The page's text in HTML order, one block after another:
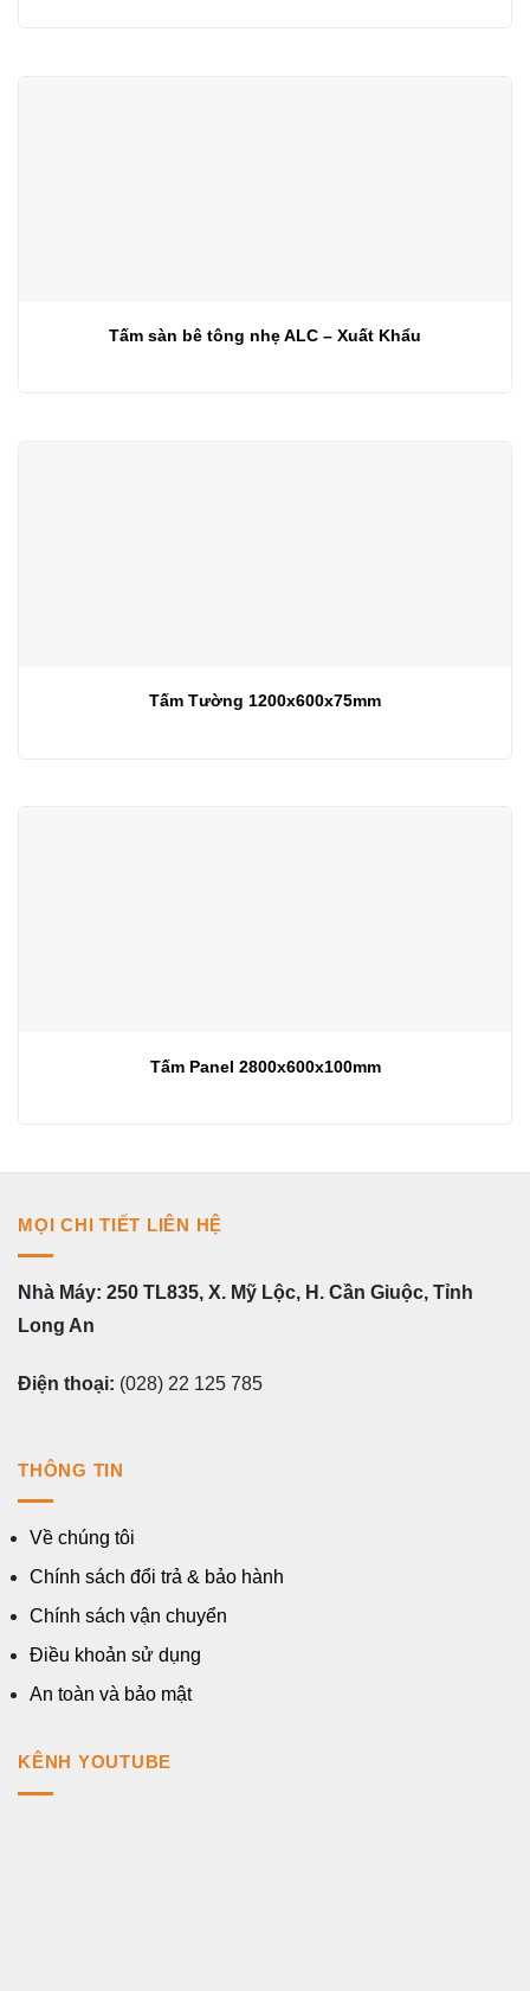
Tấm sàn bê tông nhẹ ALC – Xuất Khẩu
Tấm Tường 1200x600x75mm
Tấm Panel 2800x600x100mm
MỌI CHI TIẾT LIÊN HỆ
Nhà Máy: 250 TL835, X. Mỹ Lộc, H. Cần Giuộc, Tỉnh
Long An
Điện thoại: (028) 22 125 785
THÔNG TIN
Về chúng tôi
Chính sách đổi trả & bảo hành
Chính sách vận chuyển
Điều khoản sử dụng
An toàn và bảo mật
KÊNH YOUTUBE